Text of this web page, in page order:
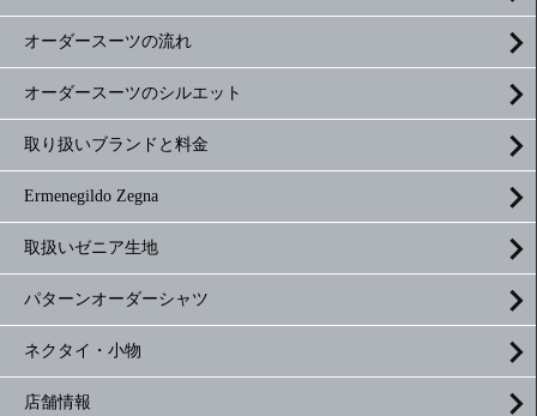
オーダースーツの流れ
オーダースーツのシルエット
取り扱いブランドと料金
Ermenegildo Zegna
取扱いゼニア生地
パターンオーダーシャツ
ネクタイ・小物
店舗情報